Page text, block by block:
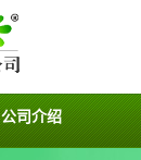
公司介绍